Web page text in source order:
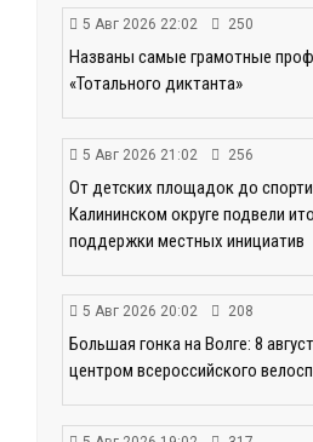
5 Авг 2026 22:02 250
Названы самые грамотные
«Тотального диктанта»
5 Авг 2026 21:02 256
От детских площадок до
Калининском округе подвели
поддержки местных инициатив
5 Авг 2026 20:02 208
Большая гонка на Волге: 8
центром всероссийского